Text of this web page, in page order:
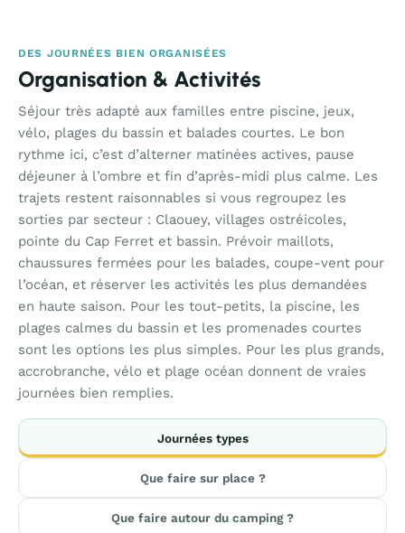
DES JOURNÉES BIEN ORGANISÉES
Organisation & Activités
Séjour très adapté aux familles entre piscine, jeux,
vélo, plages du bassin et balades courtes. Le bon
rythme ici, c’est d’alterner matinées actives, pause
déjeuner à l’ombre et fin d’après-midi plus calme. Les
trajets restent raisonnables si vous regroupez les
sorties par secteur : Claouey, villages ostréicoles,
pointe du Cap Ferret et bassin. Prévoir maillots,
chaussures fermées pour les balades, coupe-vent pour
l’océan, et réserver les activités les plus demandées
en haute saison. Pour les tout-petits, la piscine, les
plages calmes du bassin et les promenades courtes
sont les options les plus simples. Pour les plus grands,
accrobranche, vélo et plage océan donnent de vraies
journées bien remplies.
Journées types
Que faire sur place ?
Que faire autour du camping ?